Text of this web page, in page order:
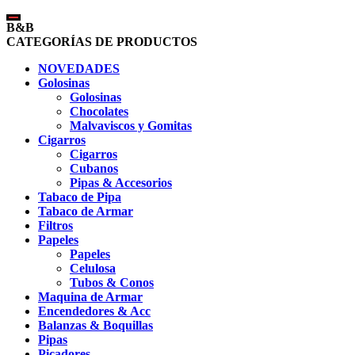
B&B
CATEGORÍAS DE PRODUCTOS
NOVEDADES
Golosinas
Golosinas
Chocolates
Malvaviscos y Gomitas
Cigarros
Cigarros
Cubanos
Pipas & Accesorios
Tabaco de Pipa
Tabaco de Armar
Filtros
Papeles
Papeles
Celulosa
Tubos & Conos
Maquina de Armar
Encendedores & Acc
Balanzas & Boquillas
Pipas